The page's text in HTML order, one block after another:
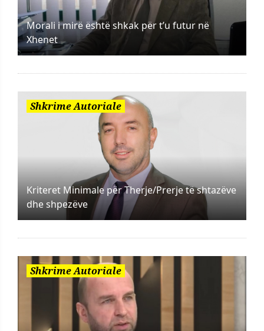
Morali i mirë është shkak për t’u futur në
Xhenet
Shkrime Autoriale
Kriteret Minimale për Therje/Prerje të shtazëve
dhe shpezëve
Shkrime Autoriale